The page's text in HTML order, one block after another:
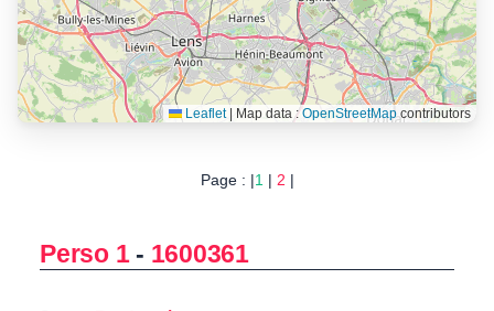
Leaflet Map data :OpenStreetMapcontributors
Page : |1| 2 |
Perso 1- 1600361